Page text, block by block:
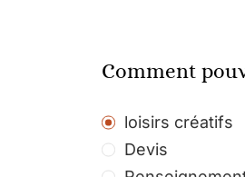
Comment
loisirs créatifs
Devis